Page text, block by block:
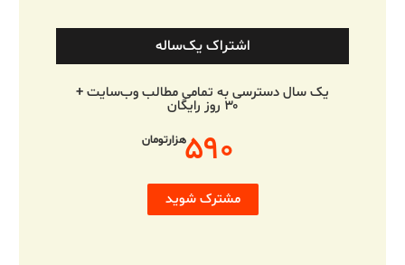
اشتراک یک‌ساله
یک سال دسترسی به تمامی مطالب وب‌سایت +
۳۰ روز رایگان
۵۹۰هزارتومان
مشترک شوید